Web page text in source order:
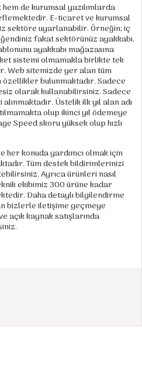
de kurumsal yazılımlarda
E-ticaret ve kurumsal
sektöre uyarlanabilir. Örneğin; iç
fakat sektörünüz ayakkabı.
ayakkabı mağazasına
sistemi olmamakla birlikte tek
Web sitemizde yer alan tüm
özellikler bulunmaktadır. Sadece
olarak kullanabilirsiniz. Sadece
Üstelik ilk yıl alan adı
olup ikinci yıl ödemeye
Speed skoru yüksek olup hızlı
her konuda yardımcı olmak için
Tüm destek bildirimlerinizi
Ayrıca ürünleri nasıl
ekibimiz 300 ürüne kadar
Daha detaylı bilgilendirme
bizlerle iletişime geçmeye
açık kaynak satışlarında